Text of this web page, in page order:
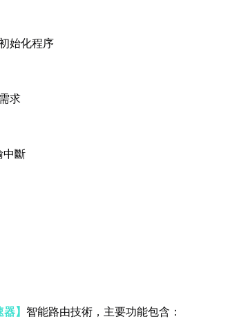
始化程序
求
中斷
】 智能路由技術，主要功能包含：